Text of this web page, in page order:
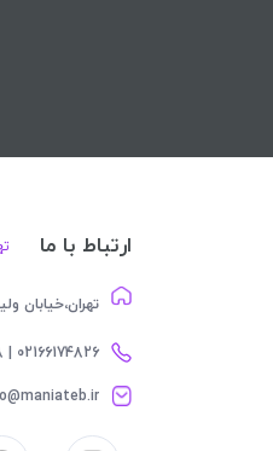
ارتباط با ما
تهران،خیابان
02166174826 | 09126668608